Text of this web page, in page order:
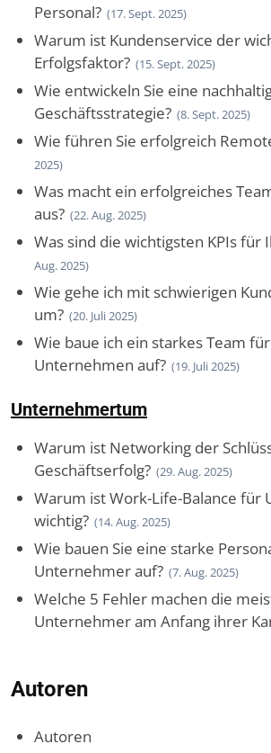
Personal? (17. Sept. 2025)
Warum ist Kundenservice der
Erfolgsfaktor? (15. Sept. 2025)
Wie entwickeln Sie eine
Geschäftsstrategie? (8. Sept. 2025)
Wie führen Sie erfolgreich
2025)
Was macht ein erfolgreiches
aus? (22. Aug. 2025)
Was sind die wichtigsten KPIs für
Aug. 2025)
Wie gehe ich mit schwierigen
um? (20. Juli 2025)
Wie baue ich ein starkes Team
Unternehmen auf? (19. Juli 2025)
Unternehmertum
Warum ist Networking der
Geschäftserfolg? (29. Aug. 2025)
Warum ist Work-Life-Balance für
wichtig? (14. Aug. 2025)
Wie bauen Sie eine starke
Unternehmer auf? (7. Aug. 2025)
Welche 5 Fehler machen die
Unternehmer am Anfang ihrer
Autoren
Autoren